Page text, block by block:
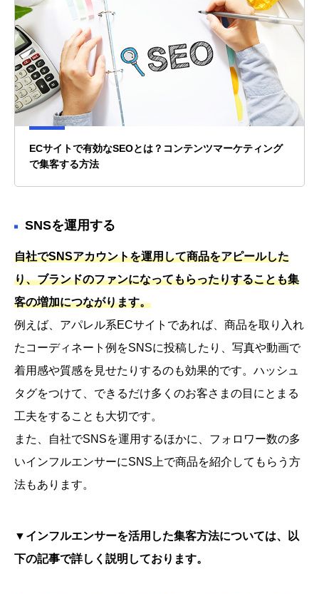
ECサイトで有効なSEOとは？コンテンツマーケティング
で集客する方法
SNSを運用する
自社でSNSアカウントを運用して商品をアピールした
り、ブランドのファンになってもらったりすることも集
客の増加につながります。
例えば、アパレル系ECサイトであれば、商品を取り入れ
たコーディネート例をSNSに投稿したり、写真や動画で
着用感や質感を見せたりするのも効果的です。ハッシュ
タグをつけて、できるだけ多くのお客さまの目にとまる
工夫をすることも大切です。
また、自社でSNSを運用するほかに、フォロワー数の多
いインフルエンサーにSNS上で商品を紹介してもらう方
法もあります。
▼インフルエンサーを活用した集客方法については、以
下の記事で詳しく説明しております。